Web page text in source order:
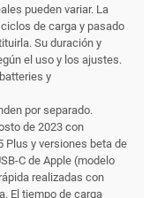
pueden variar. La
de carga y pasado
Su duración y
el uso y los ajustes.
y
por separado.
de 2023 con
Plus y versiones beta de
C de Apple (modelo
realizadas con
El tiempo de carga